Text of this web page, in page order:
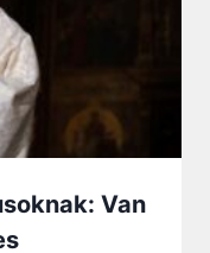
Van